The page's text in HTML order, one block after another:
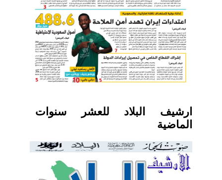
ارشيف البلاد للعشر سنوات
الماضية